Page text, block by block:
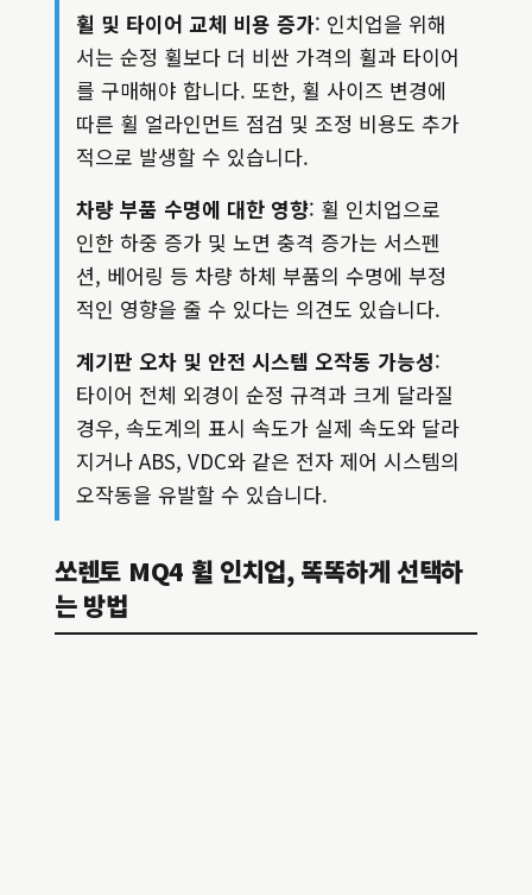
휠 및 타이어 교체 비용 증가: 인치업을 위해
서는 순정 휠보다 더 비싼 가격의 휠과 타이어
를 구매해야 합니다. 또한, 휠 사이즈 변경에
따른 휠 얼라인먼트 점검 및 조정 비용도 추가
적으로 발생할 수 있습니다.
차량 부품 수명에 대한 영향: 휠 인치업으로
인한 하중 증가 및 노면 충격 증가는 서스펜
션, 베어링 등 차량 하체 부품의 수명에 부정
적인 영향을 줄 수 있다는 의견도 있습니다.
계기판 오차 및 안전 시스템 오작동 가능성:
타이어 전체 외경이 순정 규격과 크게 달라질
경우, 속도계의 표시 속도가 실제 속도와 달라
지거나 ABS, VDC와 같은 전자 제어 시스템의
오작동을 유발할 수 있습니다.
쏘렌토 MQ4 휠 인치업, 똑똑하게 선택하
는 방법